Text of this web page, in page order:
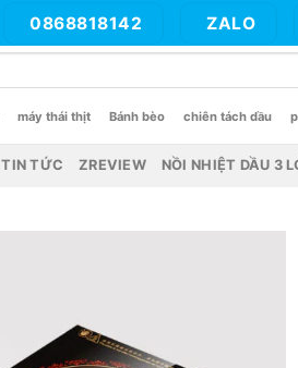
0868818142 ZALO
máy thái thịt Bánh bèo chiên tách dầu
TIN TỨC ZREVIEW NỒI NHIỆT DẦU 3